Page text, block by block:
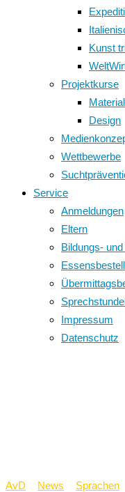
Kunst
Projektkurse
Design
Wettbewerbe
Service
Anmeldungen
Eltern
Bildungs-
Impressum
Datenschutz
AvD News Sprachen